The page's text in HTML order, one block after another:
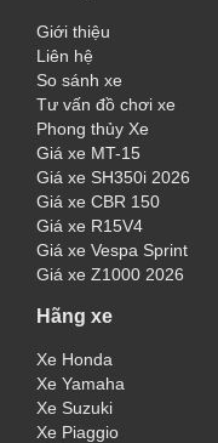
Giới thiệu
Liên hệ
So sánh xe
Tư vấn đồ chơi xe
Phong thủy Xe
Giá xe MT-15
Giá xe SH350i 2026
Giá xe CBR 150
Giá xe R15V4
Giá xe Vespa Sprint
Giá xe Z1000 2026
Hãng xe
Xe Honda
Xe Yamaha
Xe Suzuki
Xe Piaggio